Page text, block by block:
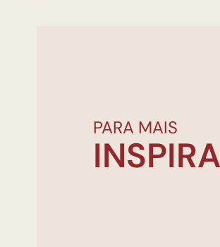
PARA MAIS